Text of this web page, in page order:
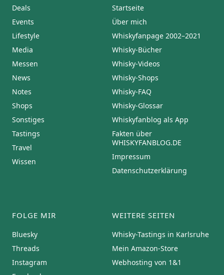
Deals
Events
Lifestyle
Media
Messen
News
Notes
Shops
Sonstiges
Tastings
Travel
Wissen
Startseite
Über mich
Whiskyfanpage 2002–2021
Whisky-Bücher
Whisky-Videos
Whisky-Shops
Whisky-FAQ
Whisky-Glossar
Whiskyfanblog als App
Fakten über
WHISKYFANBLOG.DE
Impressum
Datenschutzerklärung
FOLGE MIR
Bluesky
Threads
Instagram
WEITERE SEITEN
Whisky-Tastings in Karlsruhe
Mein Amazon-Store
Webhosting von 1&1